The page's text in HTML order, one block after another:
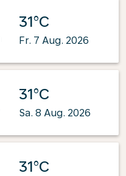
31°C
Fr. 7 Aug. 2026
31°C
Sa. 8 Aug. 2026
31°C